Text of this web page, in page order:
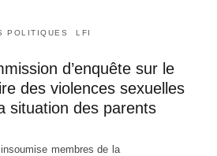
POLITIQUES LFI
d’enquête sur le
des violences sexuelles
situation des parents
membres de la